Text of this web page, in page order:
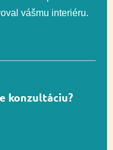
vášmu interiéru.
konzultáciu?